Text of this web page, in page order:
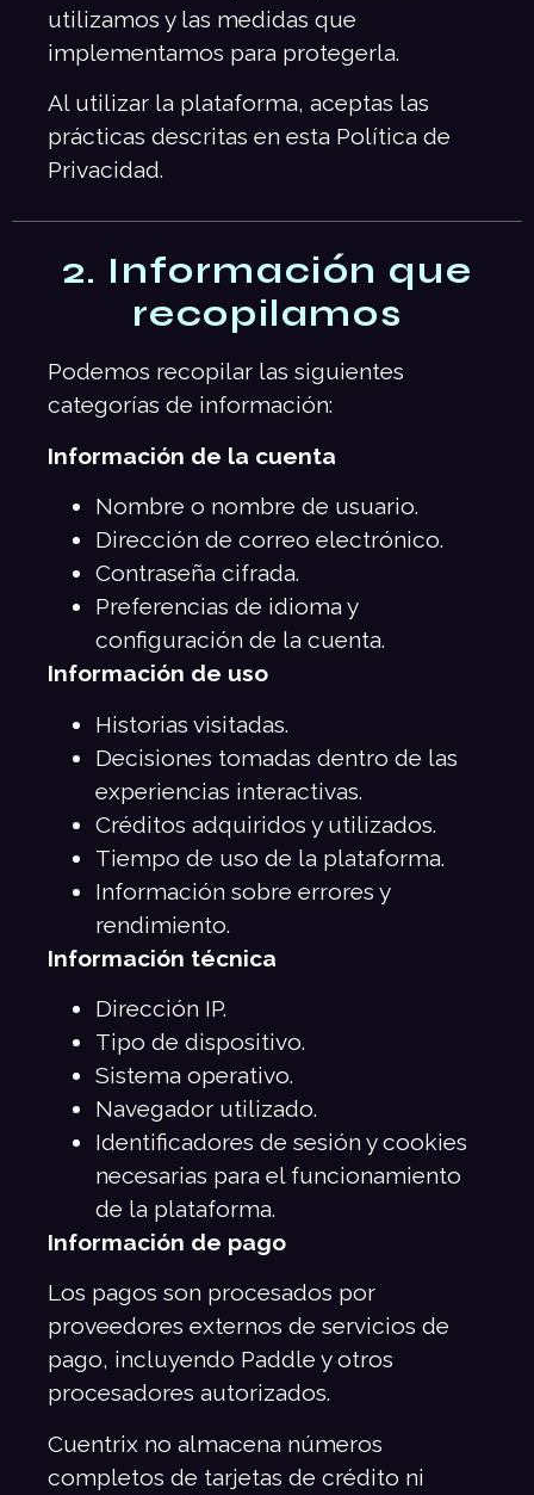
utilizamos y las medidas que
implementamos para protegerla.
Al utilizar la plataforma, aceptas las
prácticas descritas en esta Política de
Privacidad.
2. Información que
recopilamos
Podemos recopilar las siguientes
categorías de información:
Información de la cuenta
Nombre o nombre de usuario.
Dirección de correo electrónico.
Contraseña cifrada.
Preferencias de idioma y
configuración de la cuenta.
Información de uso
Historias visitadas.
Decisiones tomadas dentro de las
experiencias interactivas.
Créditos adquiridos y utilizados.
Tiempo de uso de la plataforma.
Información sobre errores y
rendimiento.
Información técnica
Dirección IP.
Tipo de dispositivo.
Sistema operativo.
Navegador utilizado.
Identificadores de sesión y cookies
necesarias para el funcionamiento
de la plataforma.
Información de pago
Los pagos son procesados por
proveedores externos de servicios de
pago, incluyendo Paddle y otros
procesadores autorizados.
Cuentrix no almacena números
completos de tarjetas de crédito ni